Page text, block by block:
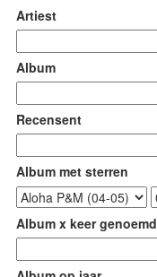
Artiest
Album
Recensent
Album met sterren
Album x keer genoemd